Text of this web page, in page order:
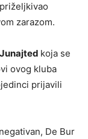
zarazom.
koja se
ovog kluba
prijavili
De Bur